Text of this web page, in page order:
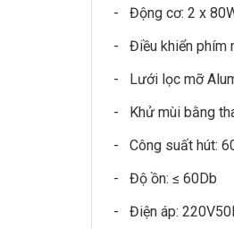
- Động cơ: 2 x
- Điều khiển phím
- Lưới lọc mỡ
- Khử mùi bằng
- Công suất hút:
- Độ ồn: ≤ 60Db
- Điện áp: